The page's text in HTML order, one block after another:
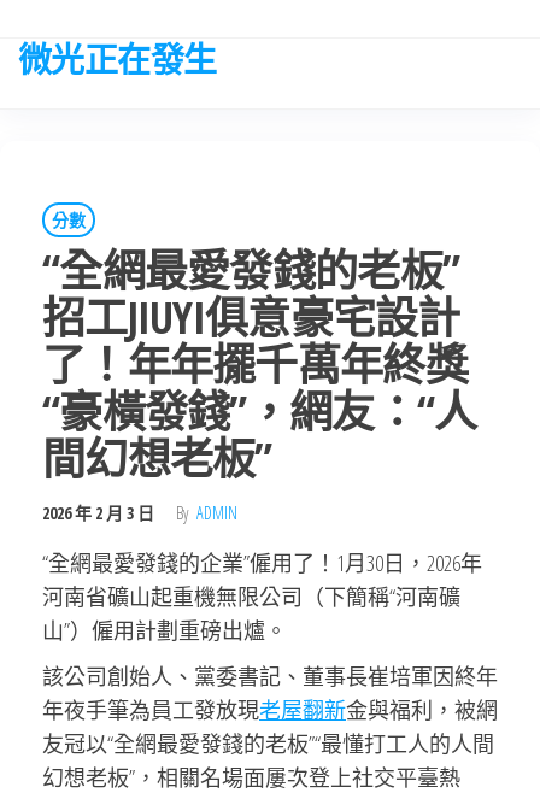
微光正在發生
分數
“全網最愛發錢的老板”
招工JIUYI俱意豪宅設計
了！年年擺千萬年終獎
“豪橫發錢”，網友：“人
間幻想老板”
2026 年 2 月 3 日 By ADMIN
“全網最愛發錢的企業”僱用了！1月30日，2026年
河南省礦山起重機無限公司（下簡稱“河南礦
山”）僱用計劃重磅出爐。
該公司創始人、黨委書記、董事長崔培軍因終年
年夜手筆為員工發放現老屋翻新金與福利，被網
友冠以“全網最愛發錢的老板”“最懂打工人的人間
幻想老板”，相關名場面屢次登上社交平臺熱